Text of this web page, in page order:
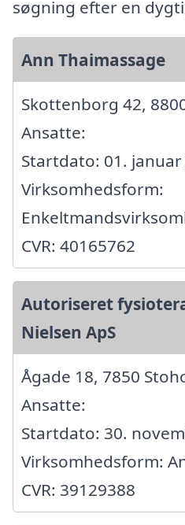
søgning efter en
Ann Thaimassage
Skottenborg 42,
Ansatte:
Startdato: 01. januar
Virksomhedsform:
CVR: 40165762
Autoriseret
Nielsen ApS
Ågade 18, 7850
Ansatte:
Startdato: 30.
Virksomhedsform:
CVR: 39129388